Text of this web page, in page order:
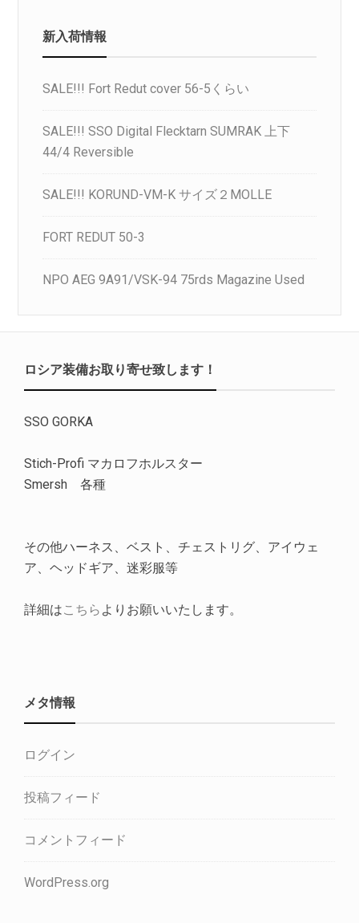
新入荷情報
SALE!!! Fort Redut cover 56-5くらい
SALE!!! SSO Digital Flecktarn SUMRAK 上下
44/4 Reversible
SALE!!! KORUND-VM-K サイズ２MOLLE
FORT REDUT 50-3
NPO AEG 9A91/VSK-94 75rds Magazine Used
ロシア装備お取り寄せ致します！
SSO GORKA
Stich-Profi マカロフホルスター
Smersh 各種
その他ハーネス、ベスト、チェストリグ、アイウェ
ア、ヘッドギア、迷彩服等
詳細はこちら よりお願いいたします。
メタ情報
ログイン
投稿フィード
コメントフィード
WordPress.org